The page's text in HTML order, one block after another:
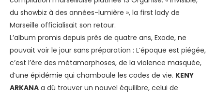
du showbiz à des années-lumière », la first lady de
Marseille officialisait son retour.
L’album promis depuis près de quatre ans, Exode, ne
pouvait voir le jour sans préparation : L’époque est piégée,
c’est l’ère des métamorphoses, de la violence masquée,
d’une épidémie qui chamboule les codes de vie. KENY
ARKANA a dû trouver un nouvel équilibre, celui de